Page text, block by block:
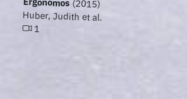
(2015)
Huber, Judith et al.
1